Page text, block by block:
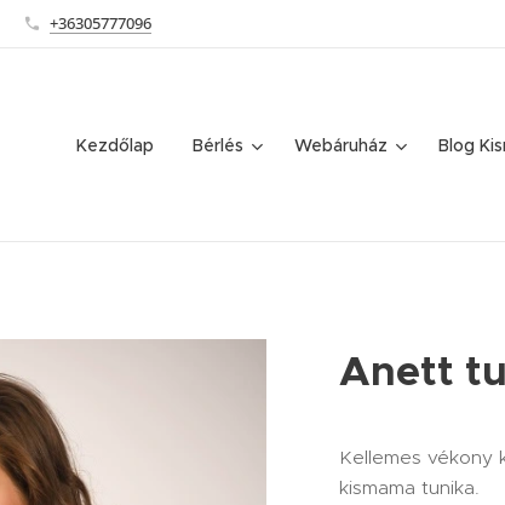
+36305777096
Kezdőlap Bérlés Webáruház Blog
Anett
Kellemes vékony
kismama tunika.